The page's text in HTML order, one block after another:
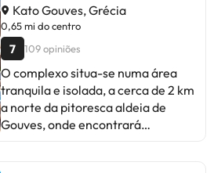
ambiente paradisíaco com serviço
impecável. Ideal para famílias e
casais. Voltarão!
Kato Gouves, Grécia
0,65 mi do centro
7 109 opiniões
O complexo situa-se numa área
tranquila e isolada, a cerca de 2 km
a norte da pitoresca aldeia de
Gouves, onde encontrará